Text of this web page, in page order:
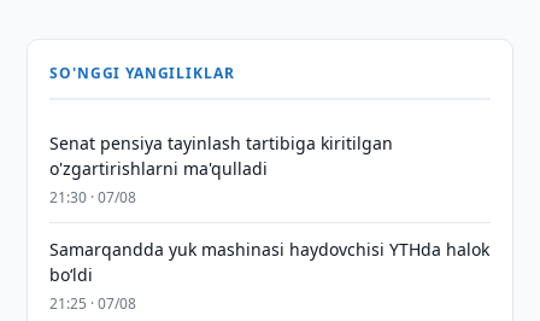
SO'NGGI YANGILIKLAR
Senat pensiya tayinlash tartibiga kiritilgan
o'zgartirishlarni ma'qulladi
21:30 · 07/08
Samarqandda yuk mashinasi haydovchisi YTHda halok
bo‘ldi
21:25 · 07/08